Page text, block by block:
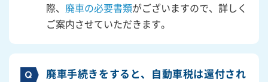
際、 廃車の必要書類がございますので、詳しく
ご案内させていただきます。
廃車手続きをすると、自動車税は還付され